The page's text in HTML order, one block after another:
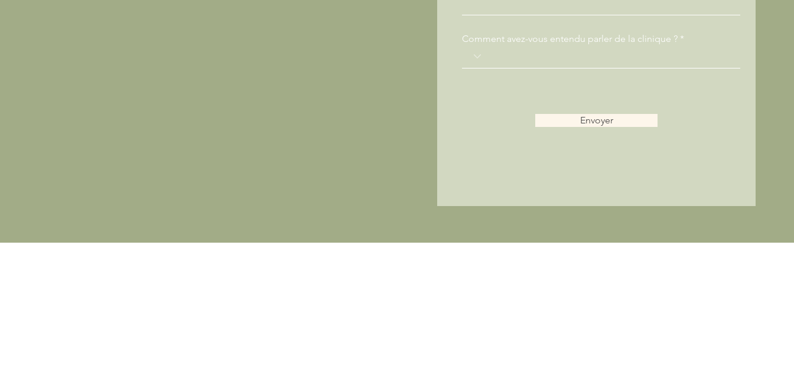
Comment avez-vous entendu parler de la clinique ?
Envoyer